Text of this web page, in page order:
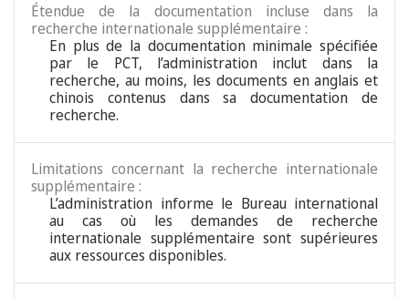
Étendue de la documentation incluse dans la
recherche internationale supplémentaire :
En plus de la documentation minimale spécifiée
par le PCT, l’administration inclut dans la
recherche, au moins, les documents en anglais et
chinois contenus dans sa documentation de
recherche.
Limitations concernant la recherche internationale
supplémentaire :
L’administration informe le Bureau international
au cas où les demandes de recherche
internationale supplémentaire sont supérieures
aux ressources disponibles.